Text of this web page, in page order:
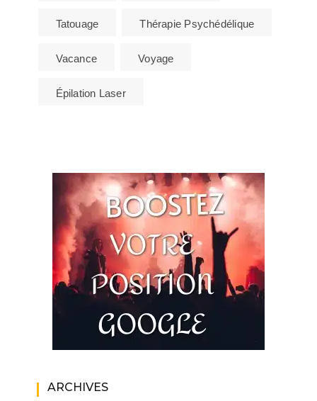
Tatouage Thérapie Psychédélique
Vacance Voyage
Épilation Laser
ARCHIVES